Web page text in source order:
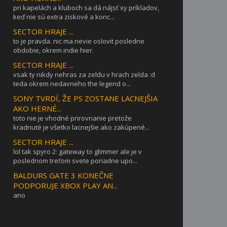
pri kapelách a kluboch sa dá nájsť xy príkladov,
keď nie sú extra ziskové a konc...
SECTOR HRAJE ...
to je pravda. nic ma nevie oslovit posledne
obdobie, okrem indie hier.
SECTOR HRAJE ...
vsak ty nikdy nehras za zeldu v hrach zelda :d
teda okrem nedavneho the legend o...
SONY TVRDÍ, ŽE PS ZOSTANE LACNEJŠIA
AKO HERNÉ...
toto nie je vhodné prirovnanie pretože
kradnuté je všetko lacnejšie ako zakúpené...
SECTOR HRAJE ...
lol tak spyro 2: gateway to glimmer ale je v
poslednom treťom svete poriadne upo...
BALDURS GATE 3 KONEČNE
PODPORUJE XBOX PLAY AN...
ano